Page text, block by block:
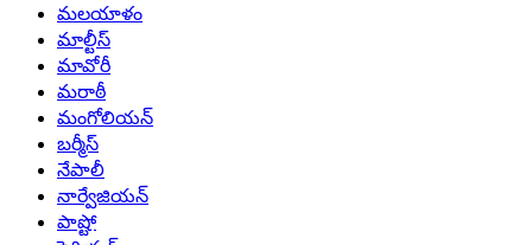
మలయాళం
మాల్టీస్
మావోరీ
మరాఠీ
మంగోలియన్
బర్మీస్
నేపాలీ
నార్వేజియన్
పాష్టో